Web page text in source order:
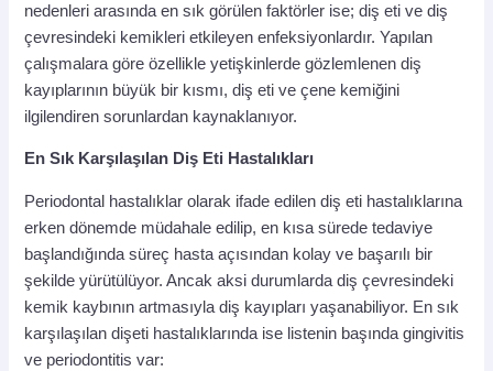
nedenleri arasında en sık görülen faktörler ise; diş eti ve diş
çevresindeki kemikleri etkileyen enfeksiyonlardır. Yapılan
çalışmalara göre özellikle yetişkinlerde gözlemlenen diş
kayıplarının büyük bir kısmı, diş eti ve çene kemiğini
ilgilendiren sorunlardan kaynaklanıyor.
En Sık Karşılaşılan Diş Eti Hastalıkları
Periodontal hastalıklar olarak ifade edilen diş eti hastalıklarına
erken dönemde müdahale edilip, en kısa sürede tedaviye
başlandığında süreç hasta açısından kolay ve başarılı bir
şekilde yürütülüyor. Ancak aksi durumlarda diş çevresindeki
kemik kaybının artmasıyla diş kayıpları yaşanabiliyor. En sık
karşılaşılan dişeti hastalıklarında ise listenin başında gingivitis
ve periodontitis var: